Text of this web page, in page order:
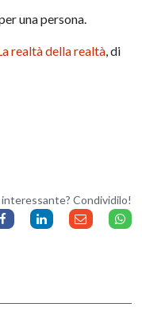
una persona.
realtà della realtà , di
Condividilo!